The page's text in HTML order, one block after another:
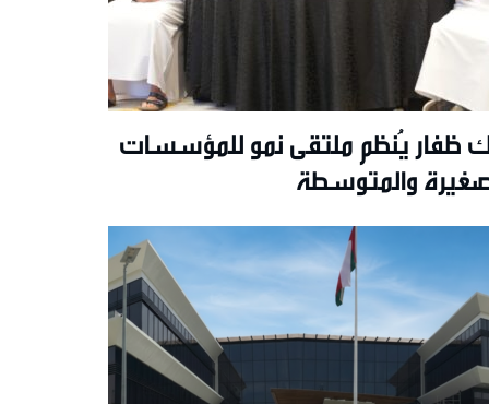
ظفار يُنظم ملتقى نمو للمؤسسات
والمتوسطة